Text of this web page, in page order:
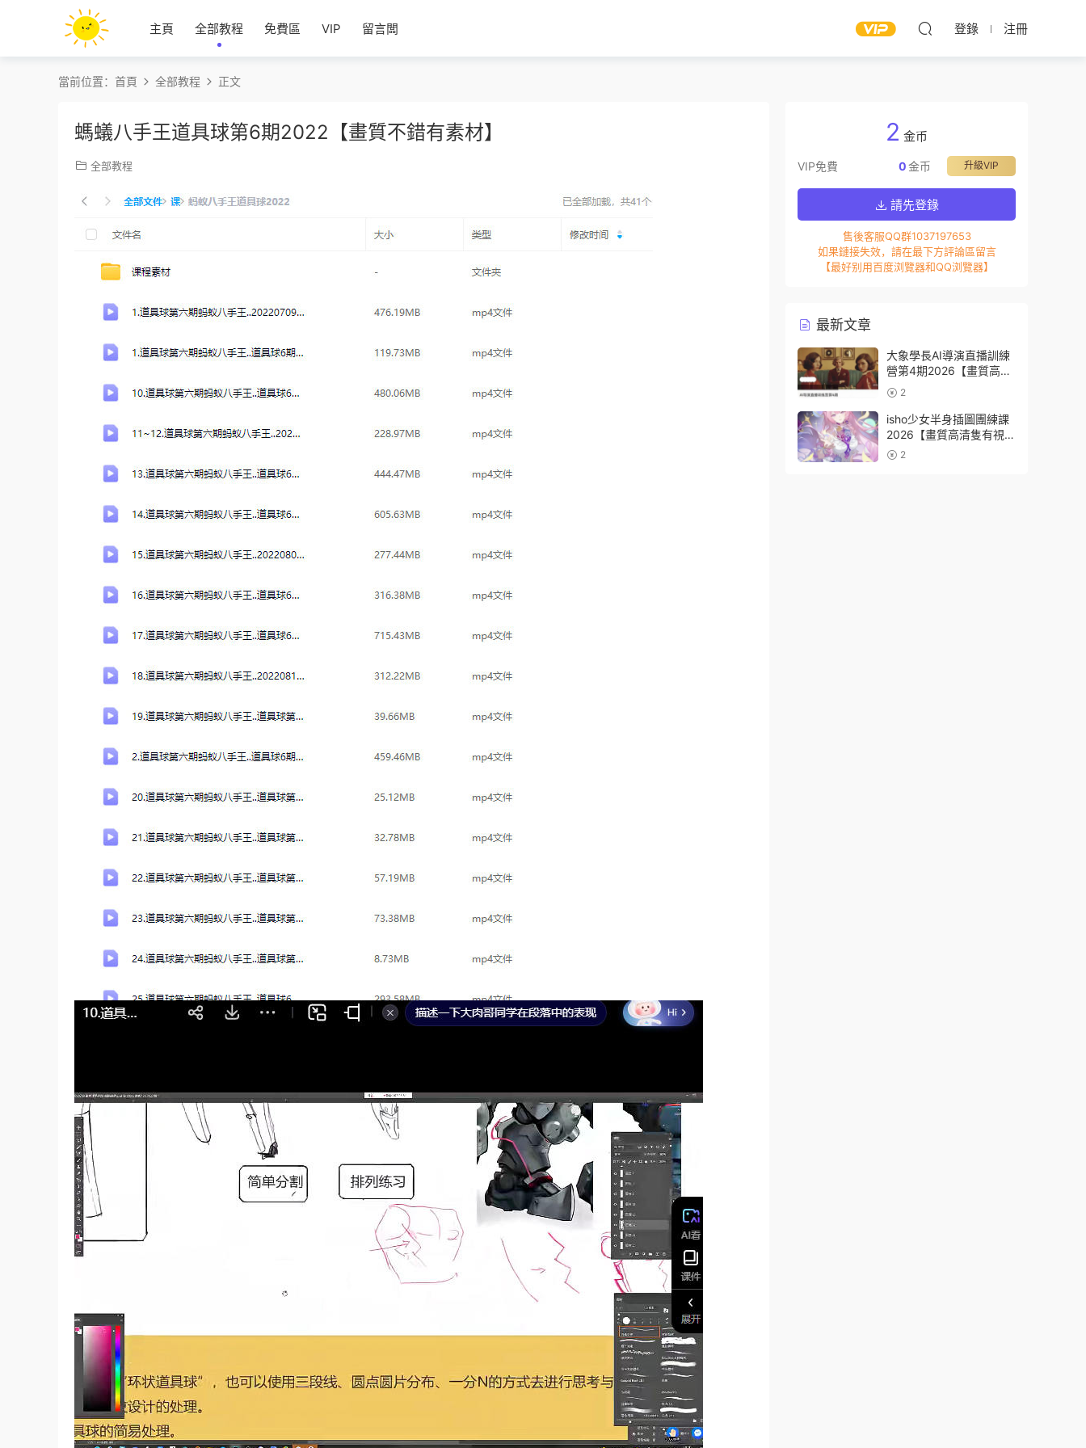
主頁 全部教程 免費區 VIP 留言闆 登錄 注冊
當前位置： 首頁 全部教程 正文
螞蟻八手王道具球第6期2022【畫質不錯有素材】
全部教程
2 金币
VIP免費 升級VIP
0金币
請先登錄
售後客服QQ群1037197653
如果鏈接失效，請在最下方評論區留言
【最好别用百度浏覽器和QQ浏覽器】
最新文章
大象學長AI導演直播訓練
營第4期2026【畫質高清
有資料】
2
isho少女半身插圖團練課
2026【畫質高清隻有視
頻】
2